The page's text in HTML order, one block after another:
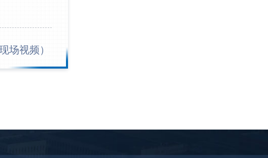
场视频）
35分钟前
39分钟前 翟先生留言：石头碎沙设备和洗砂设备有吗？